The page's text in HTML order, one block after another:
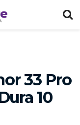
33 Pro
10